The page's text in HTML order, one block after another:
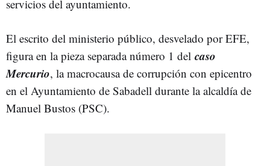
servicios del ayuntamiento.
El escrito del ministerio público, desvelado por EFE,
figura en la pieza separada número 1 del caso
Mercurio, la macrocausa de corrupción con epicentro
en el Ayuntamiento de Sabadell durante la alcaldía de
Manuel Bustos (PSC).